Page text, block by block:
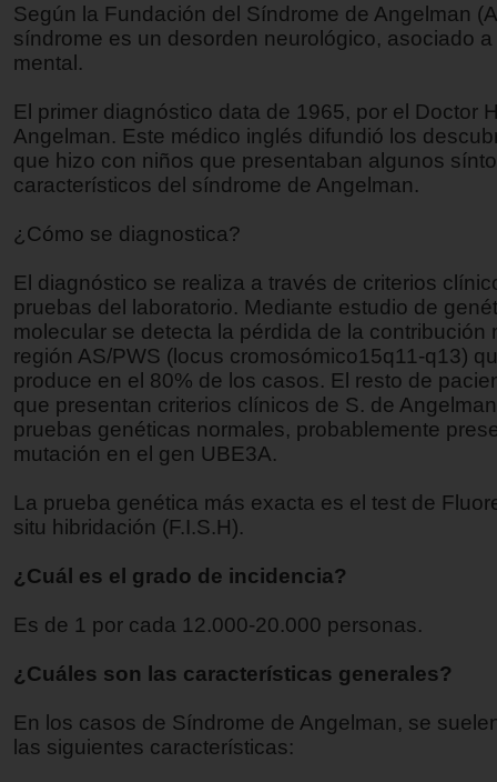
Según la Fundación del Síndrome de Angelman
síndrome es un desorden neurológico, asociado
mental.
El primer diagnóstico data de 1965, por el Doctor
Angelman. Este médico inglés difundió los
que hizo con niños que presentaban algunos
característicos del síndrome de Angelman.
¿Cómo se diagnostica?
El diagnóstico se realiza a través de criterios
pruebas del laboratorio. Mediante estudio de
molecular se detecta la pérdida de la contribución
región AS/PWS (locus cromosómico15q11-q13)
produce en el 80% de los casos. El resto de
que presentan criterios clínicos de S. de
pruebas genéticas normales, probablemente
mutación en el gen UBE3A.
La prueba genética más exacta es el test de
situ hibridación (F.I.S.H).
¿Cuál es el grado de incidencia?
Es de 1 por cada 12.000-20.000 personas.
¿Cuáles son las características generales?
En los casos de Síndrome de Angelman, se
las siguientes características: